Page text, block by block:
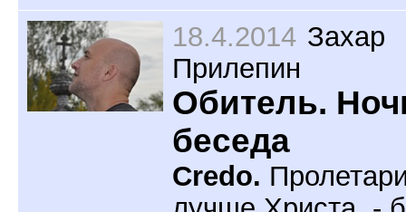
18.4.2014 Захар
Прилепин
Обитель.
беседа
Credo.